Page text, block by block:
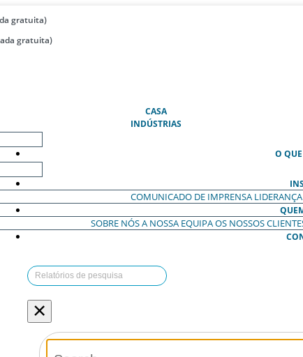
gratuita)
gratuita)
CASA(ATUAL)
INDÚSTRIAS
O
COMUNICADO DE IMPRENSA
SOBRE NÓSA NOSSA EQUIPAOS NOSSOS
×